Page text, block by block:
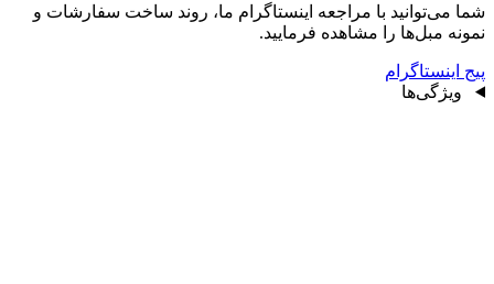
شما می‌توانید با مراجعه اینستاگرام ما، روند ساخت سفارشات و
نمونه مبل‌ها را مشاهده فرمایید.
پیج اینستاگرام
ویژگی‌ها